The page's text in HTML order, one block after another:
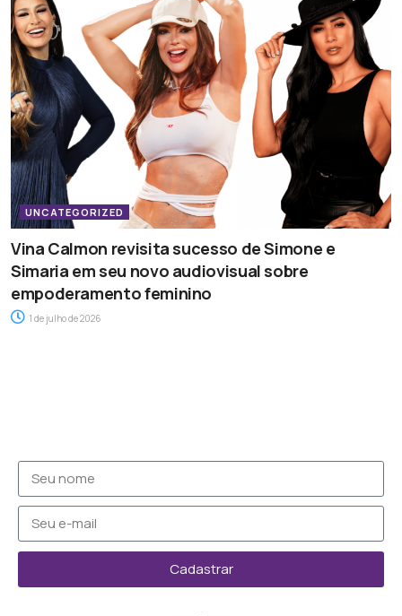
UNCATEGORIZED
Vina Calmon revisita sucesso de Simone e
Simaria em seu novo audiovisual sobre
empoderamento feminino
1 de julho de 2026
Cadastrar